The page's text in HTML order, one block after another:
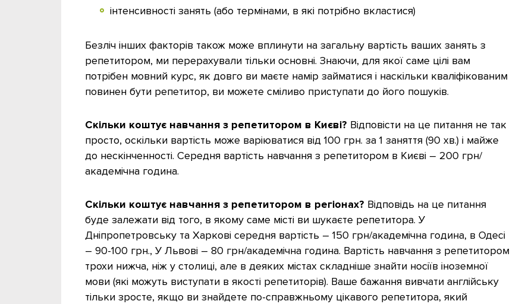
інтенсивності занять (або термінами, в які потрібно вкластися)
Безліч інших факторів також може вплинути на загальну вартість ваших занять з
репетитором, ми перерахували тільки основні. Знаючи, для якої саме цілі вам
потрібен мовний курс, як довго ви маєте намір займатися і наскільки кваліфікованим
повинен бути репетитор, ви можете сміливо приступати до його пошуків.
Скільки коштує навчання з репетитором в Києві? Відповісти на це питання не так
просто, оскільки вартість може варіюватися від 100 грн. за 1 заняття (90 хв.) і майже
до нескінченності. Середня вартість навчання з репетитором в Києві – 200 грн/
академічна година.
Скільки коштує навчання з репетитором в регіонах? Відповідь на це питання
буде залежати від того, в якому саме місті ви шукаєте репетитора. У
Дніпропетровську та Харкові середня вартість – 150 грн/академічна година, в Одесі
– 90-100 грн., У Львові – 80 грн/академічна година. Вартість навчання з репетитором
трохи нижча, ніж у столиці, але в деяких містах складніше знайти носіїв іноземної
мови (які можуть виступати в якості репетиторів). Ваше бажання вивчати англійську
тільки зросте, якщо ви знайдете по-справжньому цікавого репетитора, який